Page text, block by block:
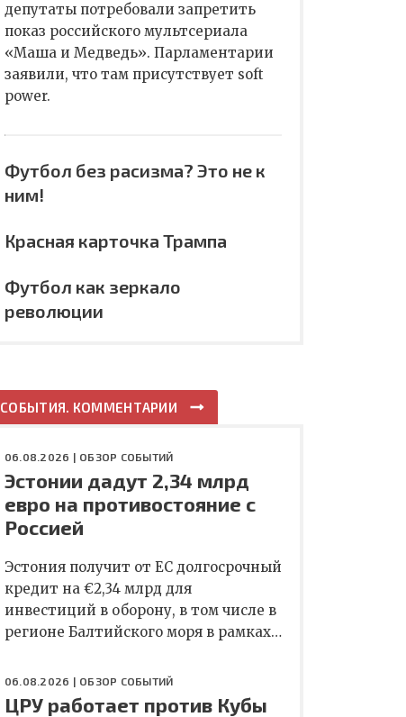
депутаты потребовали запретить
показ российского мультсериала
«Маша и Медведь». Парламентарии
заявили, что там присутствует soft
power.
Футбол без расизма? Это не к
ним!
Красная карточка Трампа
Футбол как зеркало
революции
СОБЫТИЯ. КОММЕНТАРИИ
06.08.2026 | ОБЗОР СОБЫТИЙ
Эстонии дадут 2,34 млрд
евро на противостояние с
Россией
Эстония получит от ЕС долгосрочный
кредит на €2,34 млрд для
инвестиций в оборону, в том числе в
регионе Балтийского моря в рамках…
06.08.2026 | ОБЗОР СОБЫТИЙ
ЦРУ работает против Кубы